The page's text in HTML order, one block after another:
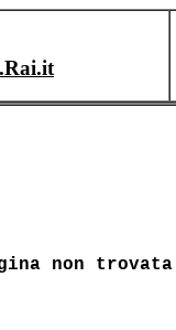
non trovata